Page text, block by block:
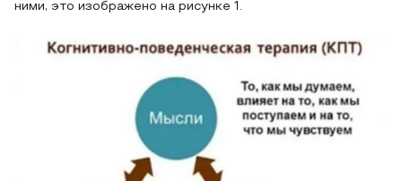
ними, это изображено на рисунке 1.